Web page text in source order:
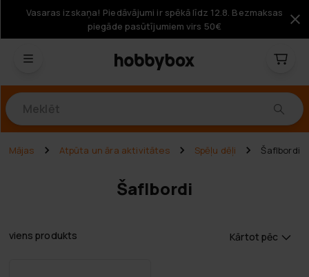
Vasaras izskaņa! Piedāvājumi ir spēkā līdz 12.8. Bezmaksas
piegāde pasūtījumiem virs 50€
Mājas Atpūta un āra aktivitātes Spēļu dēļi Šaflbordi
Šaflbordi
viens produkts Kārtot pēc